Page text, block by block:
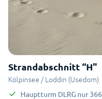
Strandabschnitt “H"
Kölpinsee / Loddin (Usedom)
Hauptturm DLRG nur 366